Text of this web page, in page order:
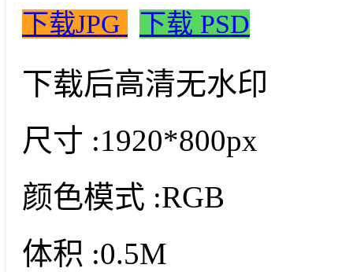
下载JPG 下载 PSD
下载后高清无水印
尺寸 :1920*800px
颜色模式 :RGB
体积 :0.5M